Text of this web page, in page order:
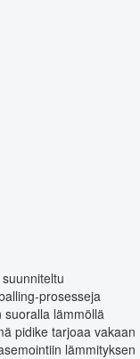
prosesseja
lämmöllä
pidike tarjoaa vakaan
lämmityksen